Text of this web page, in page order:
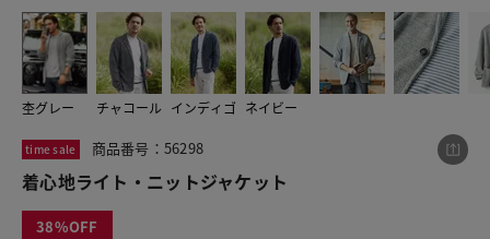
杢グレー チャコール インディゴ ネイビー
1 19
time sale 商品番号：56298
着心地ライト・ニットジャケット
38
この商品をシェアする
着心地ライト・ニットジャケット